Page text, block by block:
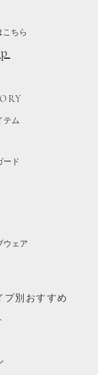
ちら
テム
ード
ウェア
プ別おすすめ